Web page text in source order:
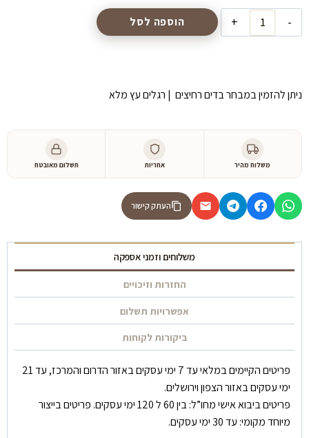
היה:
5,000 ₪.
הוא:
3,500 ₪.
ניתן להזמין במבחר בדים רחיצים | רגלים עץ מלא
כמות
של
הוספה לסל
משלוח מהיר אחריות תשלום מאובטח
העתק קישור
משלוחים וזמני אספקה
החזרות וזיכויים
אפשרויות תשלום
ביקורות לקוחות
פריטים הקיימים במלאי עד 7 ימי עסקים באזור הדרום והמרכז, עד 21
ימי עסקים באזור הצפון וירושלים.
פריטים ביבוא אישי מחו”ל: בין 60 ל 120 ימי עסקים. פריטים בייצור
מיוחד מקומי: עד 30 ימי עסקים.